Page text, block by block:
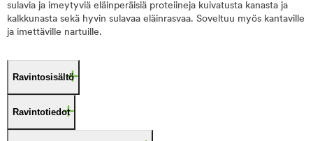
sulavia ja imeytyviä eläinperäisiä proteiineja kuivatusta kanasta ja
kalkkunasta sekä hyvin sulavaa eläinrasvaa. Soveltuu myös kantaville
ja imettäville nartuille.
Ravintosisältö
Ravintotiedot